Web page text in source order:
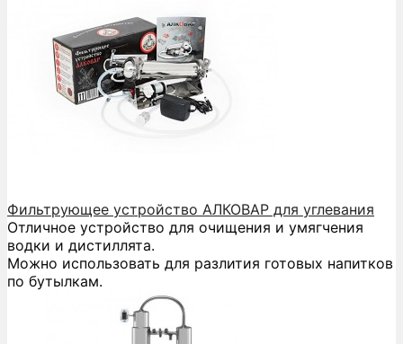
Фильтрующее устройство АЛКОВАР для углевания
Отличное устройство для очищения и умягчения
водки и дистиллята.
Можно использовать для разлития готовых напитков
по бутылкам.